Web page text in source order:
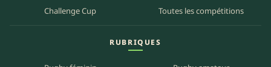
Challenge Cup
Toutes les compétitions
RUBRIQUES